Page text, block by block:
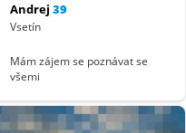
Andrej 39
Vsetín
Mám zájem se poznávat se
všemi